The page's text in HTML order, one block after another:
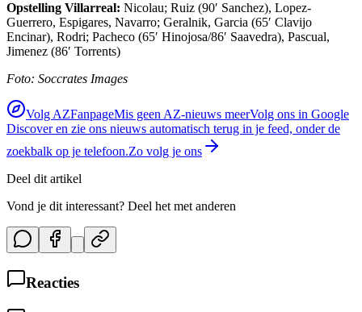
Opstelling Villarreal: Nicolau; Ruiz (90′ Sanchez), Lopez-
Guerrero, Espigares, Navarro; Geralnik, Garcia (65′ Clavijo
Encinar), Rodri; Pacheco (65′ Hinojosa/86′ Saavedra), Pascual,
Jimenez (86′ Torrents)
Foto: Soccrates Images
Volg AZFanpageMis geen AZ-nieuws meerVolg ons in Google
Discover en zie ons nieuws automatisch terug in je feed, onder de
zoekbalk op je telefoon.Zo volg je ons
Deel dit artikel
Vond je dit interessant? Deel het met anderen
Reacties